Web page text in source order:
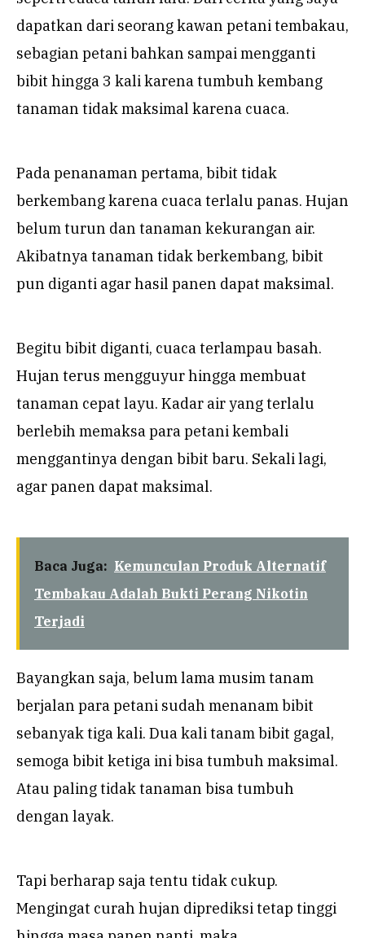
dapatkan dari seorang kawan petani tembakau,
sebagian petani bahkan sampai mengganti
bibit hingga 3 kali karena tumbuh kembang
tanaman tidak maksimal karena cuaca.
Pada penanaman pertama, bibit tidak
berkembang karena cuaca terlalu panas. Hujan
belum turun dan tanaman kekurangan air.
Akibatnya tanaman tidak berkembang, bibit
pun diganti agar hasil panen dapat maksimal.
Begitu bibit diganti, cuaca terlampau basah.
Hujan terus mengguyur hingga membuat
tanaman cepat layu. Kadar air yang terlalu
berlebih memaksa para petani kembali
menggantinya dengan bibit baru. Sekali lagi,
agar panen dapat maksimal.
Baca Juga: Kemunculan Produk Alternatif
Tembakau Adalah Bukti Perang Nikotin
Terjadi
Bayangkan saja, belum lama musim tanam
berjalan para petani sudah menanam bibit
sebanyak tiga kali. Dua kali tanam bibit gagal,
semoga bibit ketiga ini bisa tumbuh maksimal.
Atau paling tidak tanaman bisa tumbuh
dengan layak.
Tapi berharap saja tentu tidak cukup.
Mengingat curah hujan diprediksi tetap tinggi